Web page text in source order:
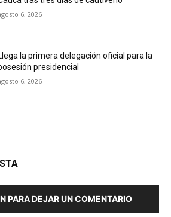
6, 2026
la primera delegación oficial para la
presidencial
6, 2026
PARA DEJAR UN COMENTARIO